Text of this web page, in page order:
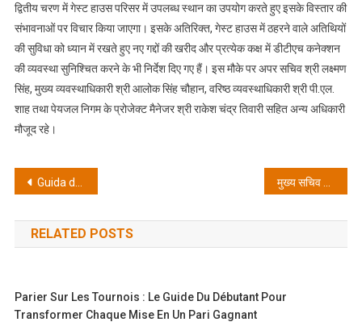
द्वितीय चरण में गेस्ट हाउस परिसर में उपलब्ध स्थान का उपयोग करते हुए इसके विस्तार की
संभावनाओं पर विचार किया जाएगा। इसके अतिरिक्त, गेस्ट हाउस में ठहरने वाले अतिथियों
की सुविधा को ध्यान में रखते हुए नए गद्दों की खरीद और प्रत्येक कक्ष में डीटीएच कनेक्शन
की व्यवस्था सुनिश्चित करने के भी निर्देश दिए गए हैं। इस मौके पर अपर सचिव श्री लक्ष्मण
सिंह, मुख्य व्यवस्थाधिकारी श्री आलोक सिंह चौहान, वरिष्ठ व्यवस्थाधिकारी श्री पी.एल.
शाह तथा पेयजल निगम के प्रोजेक्ट मैनेजर श्री राकेश चंद्र तिवारी सहित अन्य अधिकारी
मौजूद रहे।
Post
navigation
Guida definitiva: Come unire la passione per il Mondiale di calcio con l’energia dei tavoli Live‑Dealer
RELATED POSTS
Parier Sur Les Tournois : Le Guide Du Débutant Pour
Transformer Chaque Mise En Un Pari Gagnant